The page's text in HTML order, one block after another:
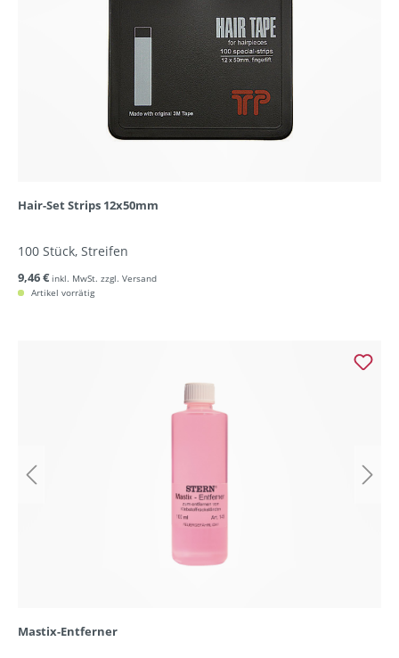
Hair-Set Strips 12x50mm
100 Stück, Streifen
9,46 € inkl. MwSt. zzgl. Versand
Artikel vorrätig
Mastix-Entferner